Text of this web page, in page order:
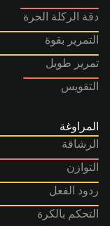
دقة الركلة الحرة
التمرير بقوة
تمرير طويل
التقويس
المراوغة
الرشاقة
التوازن
ردود الفعل
التحكم بالكرة